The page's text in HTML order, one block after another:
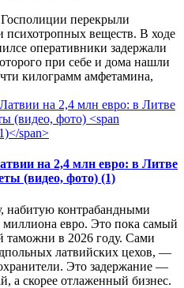
перекрыли
психотропных веществ. В ходе
оперативники задержали
при себе и дома нашли
килограмм амфетамина,
на 2,4 млн евро: в Литве
(видео, фото) (1)
набитую контрабандными
миллиона евро. Это пока самый
таможни в 2026 году. Сами
латвийских цехов, —
Это задержание —
а скорее отлаженный бизнес.